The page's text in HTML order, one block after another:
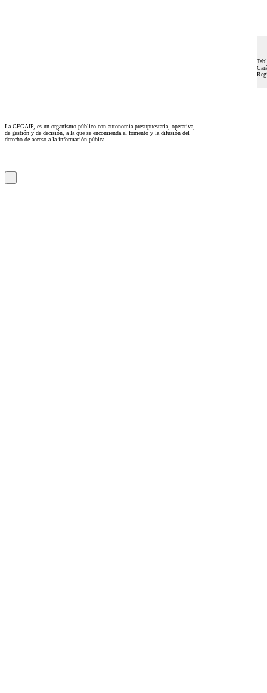
La CEGAIP, es un organismo público con autonomía presupuestaria, operativa,
de gestión y de decisión, a la que se encomienda el fomento y la difusión del
derecho de acceso a la información púbica.